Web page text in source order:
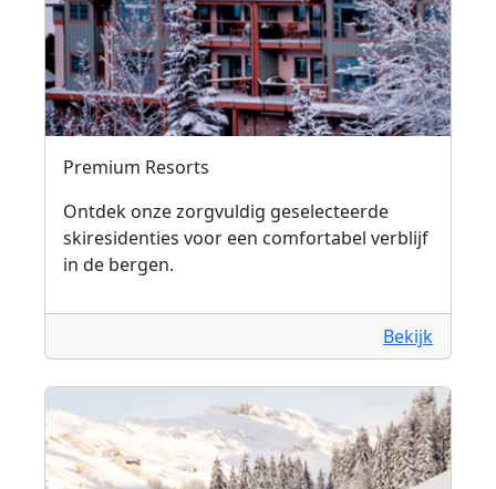
Premium Resorts
Ontdek onze zorgvuldig geselecteerde
skiresidenties voor een comfortabel verblijf
in de bergen.
Bekijk